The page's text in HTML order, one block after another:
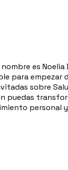
nombre es
para empezar
sobre
puedas
personal